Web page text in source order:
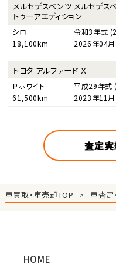
メルセデスベンツ メルセデ
トゥーアエディション
シロ 令和3年式
18,100km
2026年04月
トヨタ アルファード Ｘ
Ｐホワイト 平成29年式
61,500km
2023年11月
査定実
車買取・車売却TOP 車査定
HOME